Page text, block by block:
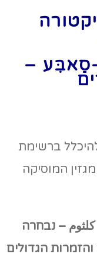
סַאבִּע –
ברשימת
המוסיקה
– נבחרה
והזמרות הגדולים